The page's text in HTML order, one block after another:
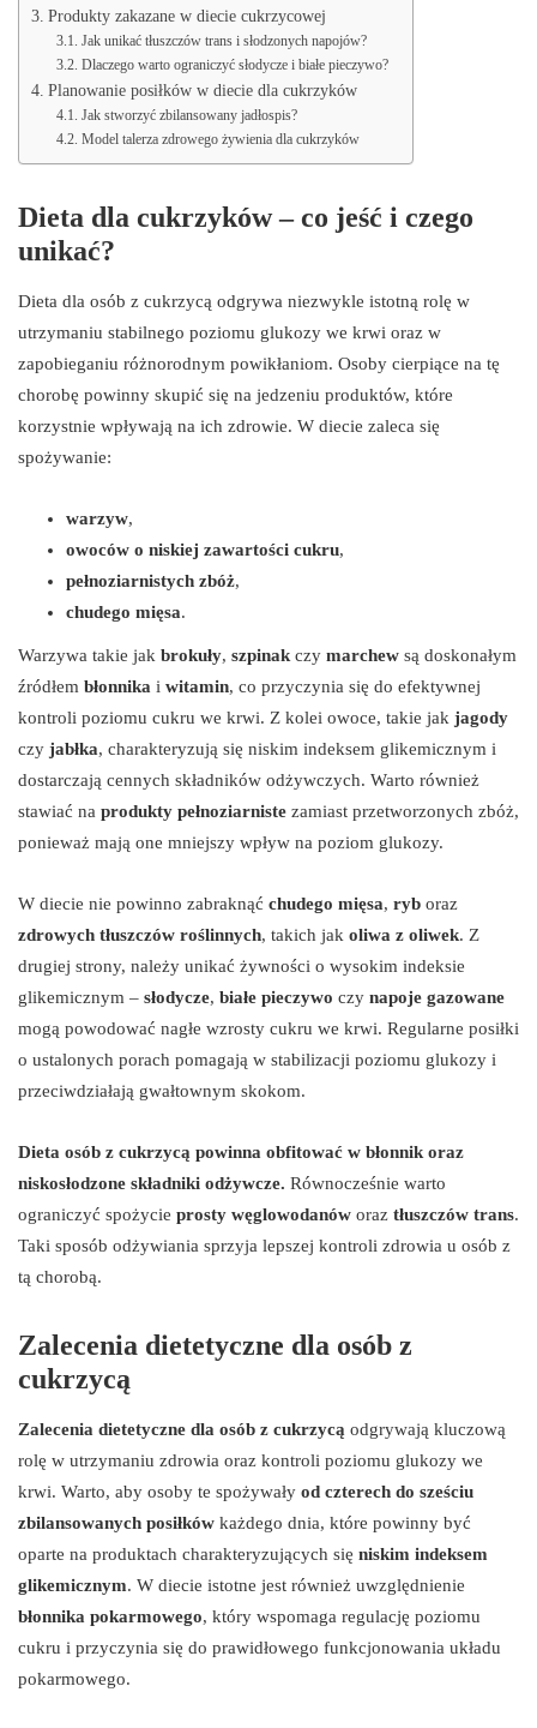
Produkty zakazane w diecie cukrzycowej
Jak unikać tłuszczów trans i słodzonych napojów?
Dlaczego warto ograniczyć słodycze i białe pieczywo?
Planowanie posiłków w diecie dla cukrzyków
Jak stworzyć zbilansowany jadłospis?
Model talerza zdrowego żywienia dla cukrzyków
Dieta dla cukrzyków – co jeść i czego
unikać?
Dieta dla osób z cukrzycą odgrywa niezwykle istotną rolę w
utrzymaniu stabilnego poziomu glukozy we krwi oraz w
zapobieganiu różnorodnym powikłaniom. Osoby cierpiące na tę
chorobę powinny skupić się na jedzeniu produktów, które
korzystnie wpływają na ich zdrowie. W diecie zaleca się
spożywanie:
warzyw,
owoców o niskiej zawartości cukru,
pełnoziarnistych zbóż,
chudego mięsa.
Warzywa takie jak brokuły, szpinak czy marchew są doskonałym
źródłem błonnika i witamin, co przyczynia się do efektywnej
kontroli poziomu cukru we krwi. Z kolei owoce, takie jak jagody
czy jabłka, charakteryzują się niskim indeksem glikemicznym i
dostarczają cennych składników odżywczych. Warto również
stawiać na produkty pełnoziarniste zamiast przetworzonych zbóż,
ponieważ mają one mniejszy wpływ na poziom glukozy.
W diecie nie powinno zabraknąć chudego mięsa, ryb oraz
zdrowych tłuszczów roślinnych, takich jak oliwa z oliwek. Z
drugiej strony, należy unikać żywności o wysokim indeksie
glikemicznym – słodycze, białe pieczywo czy napoje gazowane
mogą powodować nagłe wzrosty cukru we krwi. Regularne posiłki
o ustalonych porach pomagają w stabilizacji poziomu glukozy i
przeciwdziałają gwałtownym skokom.
Dieta osób z cukrzycą powinna obfitować w błonnik oraz
niskosłodzone składniki odżywcze. Równocześnie warto
ograniczyć spożycie prosty węglowodanów oraz tłuszczów trans.
Taki sposób odżywiania sprzyja lepszej kontroli zdrowia u osób z
tą chorobą.
Zalecenia dietetyczne dla osób z
cukrzycą
Zalecenia dietetyczne dla osób z cukrzycą odgrywają kluczową
rolę w utrzymaniu zdrowia oraz kontroli poziomu glukozy we
krwi. Warto, aby osoby te spożywały od czterech do sześciu
zbilansowanych posiłków każdego dnia, które powinny być
oparte na produktach charakteryzujących się niskim indeksem
glikemicznym. W diecie istotne jest również uwzględnienie
błonnika pokarmowego, który wspomaga regulację poziomu
cukru i przyczynia się do prawidłowego funkcjonowania układu
pokarmowego.